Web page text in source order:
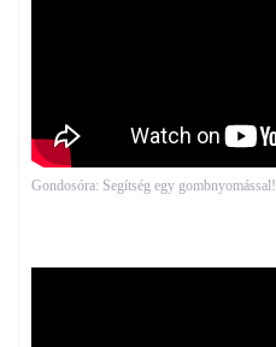
Gondosóra: Segítség egy gombnyomással!